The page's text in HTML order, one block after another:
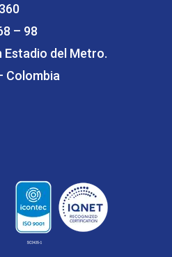
– 98
Estadio del Metro.
Colombia